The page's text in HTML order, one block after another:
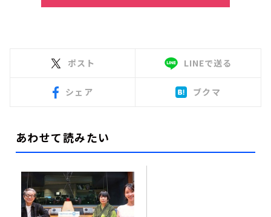
ポスト LINEで送る
シェア ブクマ
あわせて読みたい